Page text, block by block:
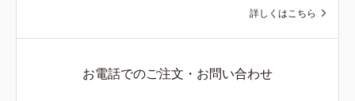
詳しくはこちら
お電話でのご注文・お問い合わせ